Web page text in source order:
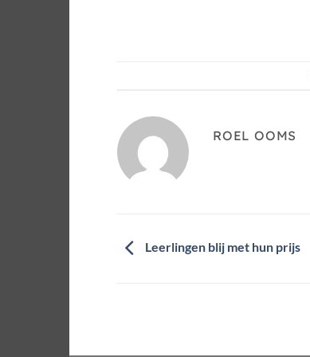
ROEL OOMS
Leerlingen blij met hun prijs